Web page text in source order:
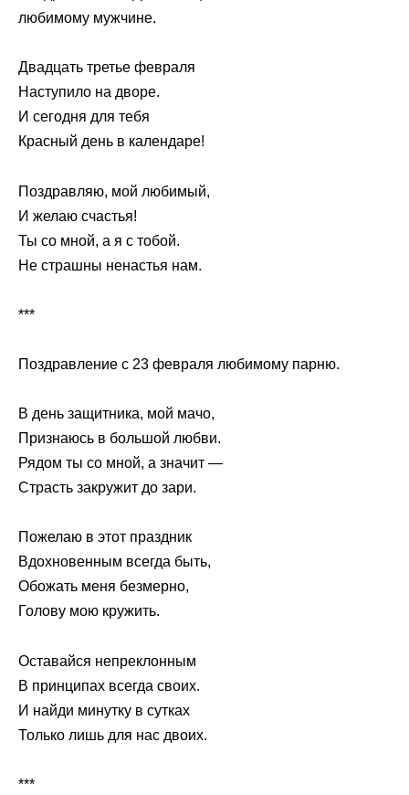
любимому мужчине.
Двадцать третье февраля
Наступило на дворе.
И сегодня для тебя
Красный день в календаре!
Поздравляю, мой любимый,
И желаю счастья!
Ты со мной, а я с тобой.
Не страшны ненастья нам.
***
Поздравление с 23 февраля любимому парню.
В день защитника, мой мачо,
Признаюсь в большой любви.
Рядом ты со мной, а значит —
Страсть закружит до зари.
Пожелаю в этот праздник
Вдохновенным всегда быть,
Обожать меня безмерно,
Голову мою кружить.
Оставайся непреклонным
В принципах всегда своих.
И найди минутку в сутках
Только лишь для нас двоих.
***